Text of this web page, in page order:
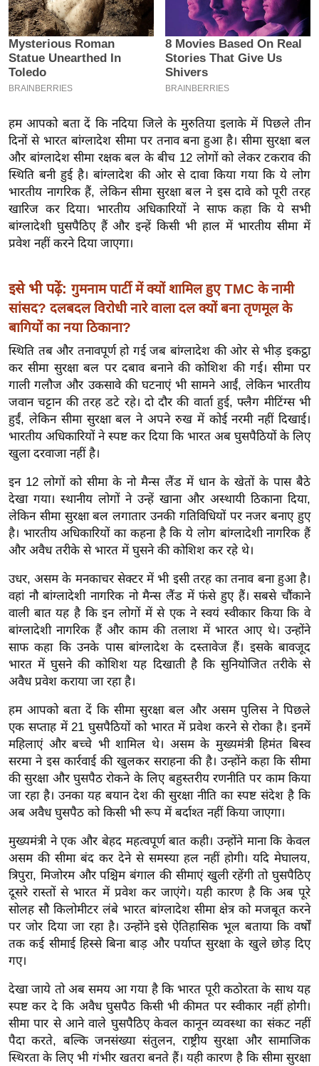
इ
म
ई
-
पे
र
मि
सा
ल
बे
मि
ल
श
ख्सि
य
त
यं
ग
इं
डि
या
सा
हि
त्य
ज
ग
त
ऑ
टो
व
र्ल्ड
न्यू
ब्री
फ
म
नो
रं
ज
ज
ग
त
बॉ
ली
वु
ड
ली
वु
ड
फि
हम आपको बता दें कि नदिया जिले के मुरुतिया इलाके में पिछले तीन
दिनों से भारत बांग्लादेश सीमा पर तनाव बना हुआ है। सीमा सुरक्षा बल
और बांग्लादेश सीमा रक्षक बल के बीच 12 लोगों को लेकर टकराव की
स्थिति बनी हुई है। बांग्लादेश की ओर से दावा किया गया कि ये लोग
भारतीय नागरिक हैं, लेकिन सीमा सुरक्षा बल ने इस दावे को पूरी तरह
खारिज कर दिया। भारतीय अधिकारियों ने साफ कहा कि ये सभी
बांग्लादेशी घुसपैठिए हैं और इन्हें किसी भी हाल में भारतीय सीमा में
प्रवेश नहीं करने दिया जाएगा।
इसे भी पढ़ें: गुमनाम पार्टी में क्यों शामिल हुए TMC के नामी
सांसद? दलबदल विरोधी नारे वाला दल क्यों बना तृणमूल के
बागियों का नया ठिकाना?
स्थिति तब और तनावपूर्ण हो गई जब बांग्लादेश की ओर से भीड़ इकट्ठा
कर सीमा सुरक्षा बल पर दबाव बनाने की कोशिश की गई। सीमा पर
गाली गलौज और उकसावे की घटनाएं भी सामने आईं, लेकिन भारतीय
जवान चट्टान की तरह डटे रहे। दो दौर की वार्ता हुई, फ्लैग मीटिंग्स भी
हुईं, लेकिन सीमा सुरक्षा बल ने अपने रुख में कोई नरमी नहीं दिखाई।
भारतीय अधिकारियों ने स्पष्ट कर दिया कि भारत अब घुसपैठियों के लिए
खुला दरवाजा नहीं है।
इन 12 लोगों को सीमा के नो मैन्स लैंड में धान के खेतों के पास बैठे
देखा गया। स्थानीय लोगों ने उन्हें खाना और अस्थायी ठिकाना दिया,
लेकिन सीमा सुरक्षा बल लगातार उनकी गतिविधियों पर नजर बनाए हुए
है। भारतीय अधिकारियों का कहना है कि ये लोग बांग्लादेशी नागरिक हैं
और अवैध तरीके से भारत में घुसने की कोशिश कर रहे थे।
उधर, असम के मनकाचर सेक्टर में भी इसी तरह का तनाव बना हुआ है।
वहां नौ बांग्लादेशी नागरिक नो मैन्स लैंड में फंसे हुए हैं। सबसे चौंकाने
वाली बात यह है कि इन लोगों में से एक ने स्वयं स्वीकार किया कि वे
बांग्लादेशी नागरिक हैं और काम की तलाश में भारत आए थे। उन्होंने
साफ कहा कि उनके पास बांग्लादेश के दस्तावेज हैं। इसके बावजूद
भारत में घुसने की कोशिश यह दिखाती है कि सुनियोजित तरीके से
अवैध प्रवेश कराया जा रहा है।
हम आपको बता दें कि सीमा सुरक्षा बल और असम पुलिस ने पिछले
एक सप्ताह में 21 घुसपैठियों को भारत में प्रवेश करने से रोका है। इनमें
महिलाएं और बच्चे भी शामिल थे। असम के मुख्यमंत्री हिमंत बिस्व
सरमा ने इस कार्रवाई की खुलकर सराहना की है। उन्होंने कहा कि सीमा
की सुरक्षा और घुसपैठ रोकने के लिए बहुस्तरीय रणनीति पर काम किया
जा रहा है। उनका यह बयान देश की सुरक्षा नीति का स्पष्ट संदेश है कि
अब अवैध घुसपैठ को किसी भी रूप में बर्दाश्त नहीं किया जाएगा।
मुख्यमंत्री ने एक और बेहद महत्वपूर्ण बात कही। उन्होंने माना कि केवल
असम की सीमा बंद कर देने से समस्या हल नहीं होगी। यदि मेघालय,
त्रिपुरा, मिजोरम और पश्चिम बंगाल की सीमाएं खुली रहेंगी तो घुसपैठिए
दूसरे रास्तों से भारत में प्रवेश कर जाएंगे। यही कारण है कि अब पूरे
सोलह सौ किलोमीटर लंबे भारत बांग्लादेश सीमा क्षेत्र को मजबूत करने
पर जोर दिया जा रहा है। उन्होंने इसे ऐतिहासिक भूल बताया कि वर्षों
तक कई सीमाई हिस्से बिना बाड़ और पर्याप्त सुरक्षा के खुले छोड़ दिए
गए।
देखा जाये तो अब समय आ गया है कि भारत पूरी कठोरता के साथ यह
स्पष्ट कर दे कि अवैध घुसपैठ किसी भी कीमत पर स्वीकार नहीं होगी।
सीमा पार से आने वाले घुसपैठिए केवल कानून व्यवस्था का संकट नहीं
पैदा करते, बल्कि जनसंख्या संतुलन, राष्ट्रीय सुरक्षा और सामाजिक
स्थिरता के लिए भी गंभीर खतरा बनते हैं। यही कारण है कि सीमा सुरक्षा